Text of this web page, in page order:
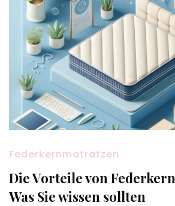
Federkernmatratzen
Die Vorteile von
Was Sie wissen sollten